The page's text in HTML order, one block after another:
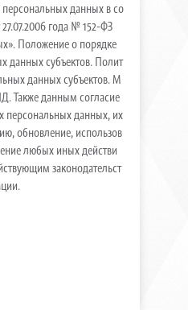
данных в со
года № 152-ФЗ
Положение о порядке
данных субъектов. Полит
данных субъектов. М
Также данным согласие
данных, их
обновление, использов
любых иных действи
законодательст